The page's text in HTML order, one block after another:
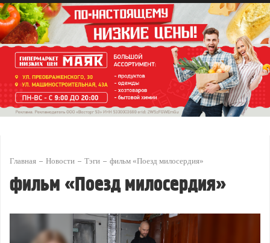
Главная Новости Тэги фильм «Поезд милосердия»
фильм «Поезд милосердия»